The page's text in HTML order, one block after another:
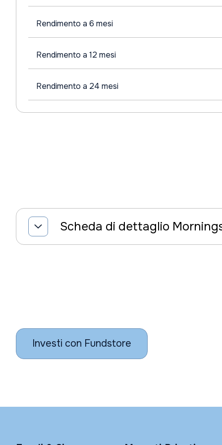
Rendimento a 6 mesi
Rendimento a 12 mesi
Rendimento a 24 mesi
Scheda di dettaglio
Investi con Fundstore